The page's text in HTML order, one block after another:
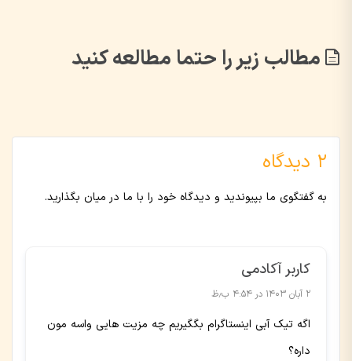
مطالب زیر را حتما مطالعه کنید
2 دیدگاه
به گفتگوی ما بپیوندید و دیدگاه خود را با ما در میان بگذارید.
کاربر آکادمی
۲ آبان ۱۴۰۳ در ۴:۵۴ ب٫ظ
اگه تیک آبی اینستاگرام بگگیریم چه مزیت هایی واسه مون
داره؟